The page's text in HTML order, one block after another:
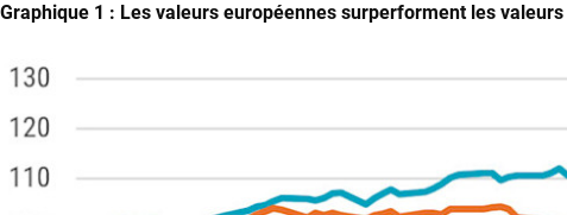
Graphique 1 : Les valeurs européennes surperforment les